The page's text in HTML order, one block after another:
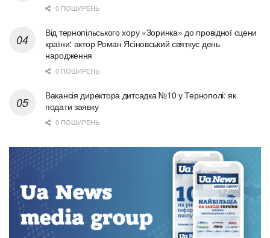
0 ПОШИРЕНЬ
Від тернопільського хору «Зоринка» до провідної сцени
країни: актор Роман Ясіновський святкує день
народження
0 ПОШИРЕНЬ
Вакансія директора дитсадка №10 у Тернополі: як
подати заявку
0 ПОШИРЕНЬ